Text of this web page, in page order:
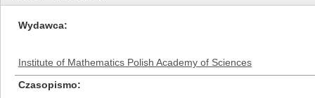
Wydawca
Institute of Mathematics Polish Academy of Sciences
Czasopismo